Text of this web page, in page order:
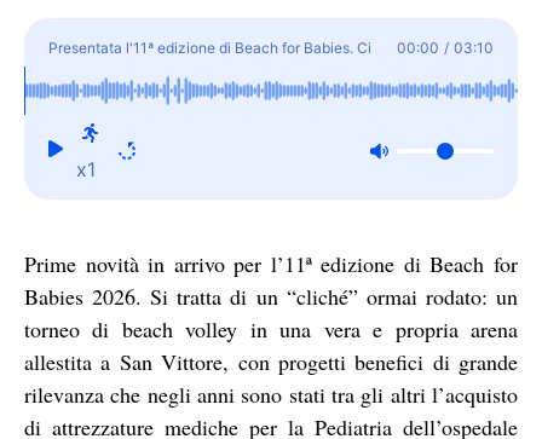
Presentata l'11ª edizione di Beach for Babies. Ci
sono novità
00:00 / 03:10
x1
Prime novità in arrivo per l’11ª edizione di Beach for
Babies 2026. Si tratta di un “cliché” ormai rodato: un
torneo di beach volley in una vera e propria arena
allestita a San Vittore, con progetti benefici di grande
rilevanza che negli anni sono stati tra gli altri l’acquisto
di attrezzature mediche per la Pediatria dell’ospedale